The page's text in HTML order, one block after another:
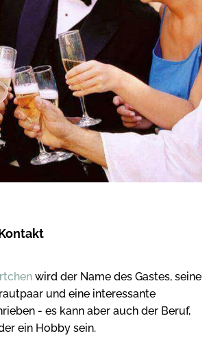
wird der Name des Gastes, seine
und eine interessante
- es kann aber auch der Beruf,
ein Hobby sein.